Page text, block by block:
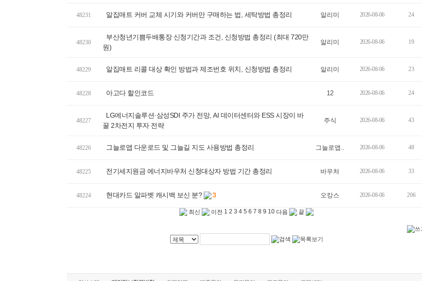
48231 알집매트 커버 교체 시기와 커버만 구매하는 법, 세탁방법 총정리 알리미 2026-08-06 24
48230
부산청년기쁨두배통장 신청기간과 조건, 신청방법 총정리 (최대 720만
원)
알리미 2026-08-06 19
48229 알집매트 리콜 대상 확인 방법과 제조번호 위치, 신청방법 총정리 알리미 2026-08-06 23
48228 아고다 할인코드 12 2026-08-06 24
48227
LG에너지솔루션·삼성SDI 주가 전망, AI 데이터센터와 ESS 시장이 바
꿀 2차전지 투자 전략
주식 2026-08-06 43
48226 그늘로앱 다운로드 및 그늘길 지도 사용방법 총정리 그늘로앱.. 2026-08-06 48
48225 전기세지원금 에너지바우처 신청대상자 방법 기간 총정리 바우처 2026-08-06 33
48224 현대카드 알파벳 캐시백 보신 분? 3 오캉스 2026-08-06 206
최신 이전 1 2 3 4 5 6 7 8 9 10 다음 끝